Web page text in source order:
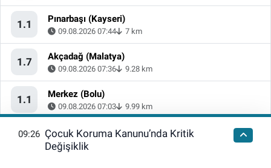
1.1 Pınarbaşı (Kayseri)
09.08.2026 07:44 7 km
1.7 Akçadağ (Malatya)
09.08.2026 07:36 9.28 km
1.1 Merkez (Bolu)
09.08.2026 07:03 9.99 km
1.4 Pütürge (Malatya)
09.08.2026 07:03
09:26 Çocuk Koruma Kanunu’nda Kritik
Değişiklik